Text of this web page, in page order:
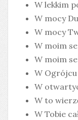
W lekkim
W mocy
W mocy
W moim
W moim
W Ogrójcu
W
W to
W Tobie